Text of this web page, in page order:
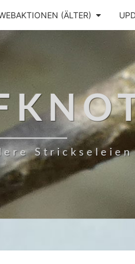
(ÄLTER)
Strickseleien